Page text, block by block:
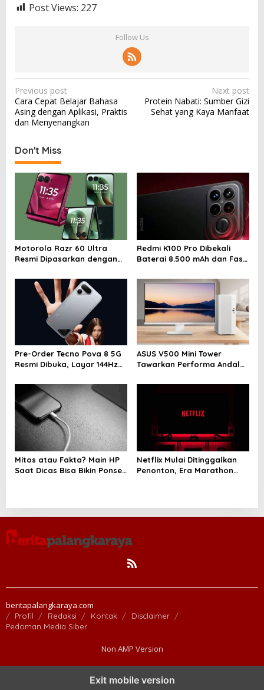
Post Views: 227
Follow Us
P
o
s
n
a
a
t
Previous post
Cara Cepat Belajar Bahasa
Asing dengan Aplikasi, Praktis
dan Menyenangkan
Next post
Protein Nabati: Sumber Gizi
Sehat yang Kaya Manfaat
Don't Miss
Motorola Razr 60 Ultra
Resmi Dipasarkan dengan
Redmi K100 Pro Dibekali
Baterai 8.500 mAh dan Fast
Pre-Order Tecno Pova 8 5G
Resmi Dibuka, Layar 144Hz
ASUS V500 Mini Tower
Tawarkan Performa Andal
untuk Rumah Modern
Mitos atau Fakta? Main HP
Saat Dicas Bisa Bikin Ponsel
Netflix Mulai Ditinggalkan
Penonton, Era Marathon
beritapalangkaraya.com
Profil Redaksi Kontak
Disclaimer
Pedoman Media Siber
Non AMP Version
Exit mobile version